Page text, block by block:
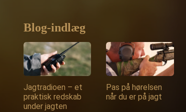
Blog-indlæg
Jagtradioen – et
praktisk redskab
under jagten
Pas på hørelsen
når du er på jagt